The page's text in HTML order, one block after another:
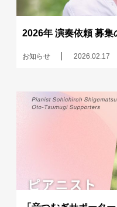
2026年 演奏依頼 募集
お知らせ 2026.02.17